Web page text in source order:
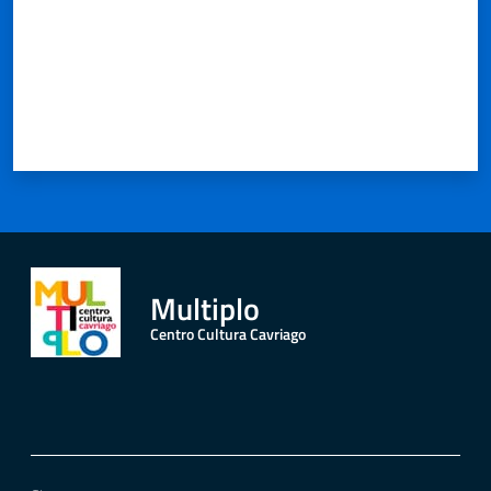
Multiplo
Centro Cultura Cavriago